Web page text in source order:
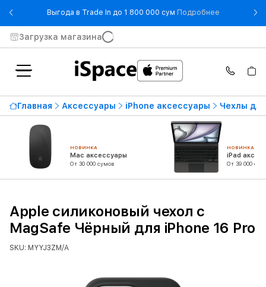
Выгода в Trade In до 1 800 000 сум Подробнее- Выгода в
Загрузка магазина
Главная Аксессуары iPhone аксессуары Чехлы
НОВИНКА
Mac аксессуары
От 30 000 сумов
НОВИНКА
iPad
От 39 000
Apple силиконовый чехол с
MagSafe Чёрный для iPhone 16 Pro
SKU: MYYJ3ZM/A